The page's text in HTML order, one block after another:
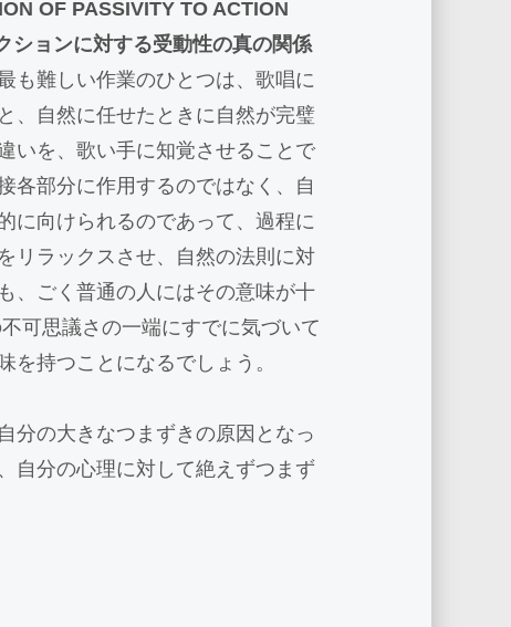
OF PASSIVITY TO ACTION
ションに対する受動性の真の関係
も難しい作業のひとつは、歌唱に
、自然に任せたときに自然が完璧
いを、歌い手に知覚させることで
各部分に作用するのではなく、自
に向けられるのであって、過程に
リラックスさせ、自然の法則に対
、ごく普通の人にはその意味が十
可思議さの一端にすでに気づいて
を持つことになるでしょう。
分の大きなつまずきの原因となっ
自分の心理に対して絶えずつまず